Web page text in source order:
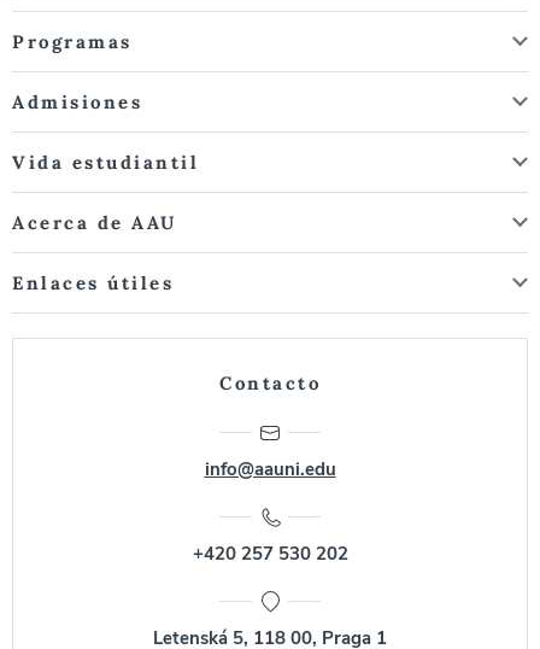
Programas
Admisiones
Vida estudiantil
Acerca de AAU
Enlaces útiles
Contacto
info@aauni.edu
+420 257 530 202
Letenská 5, 118 00, Praga 1